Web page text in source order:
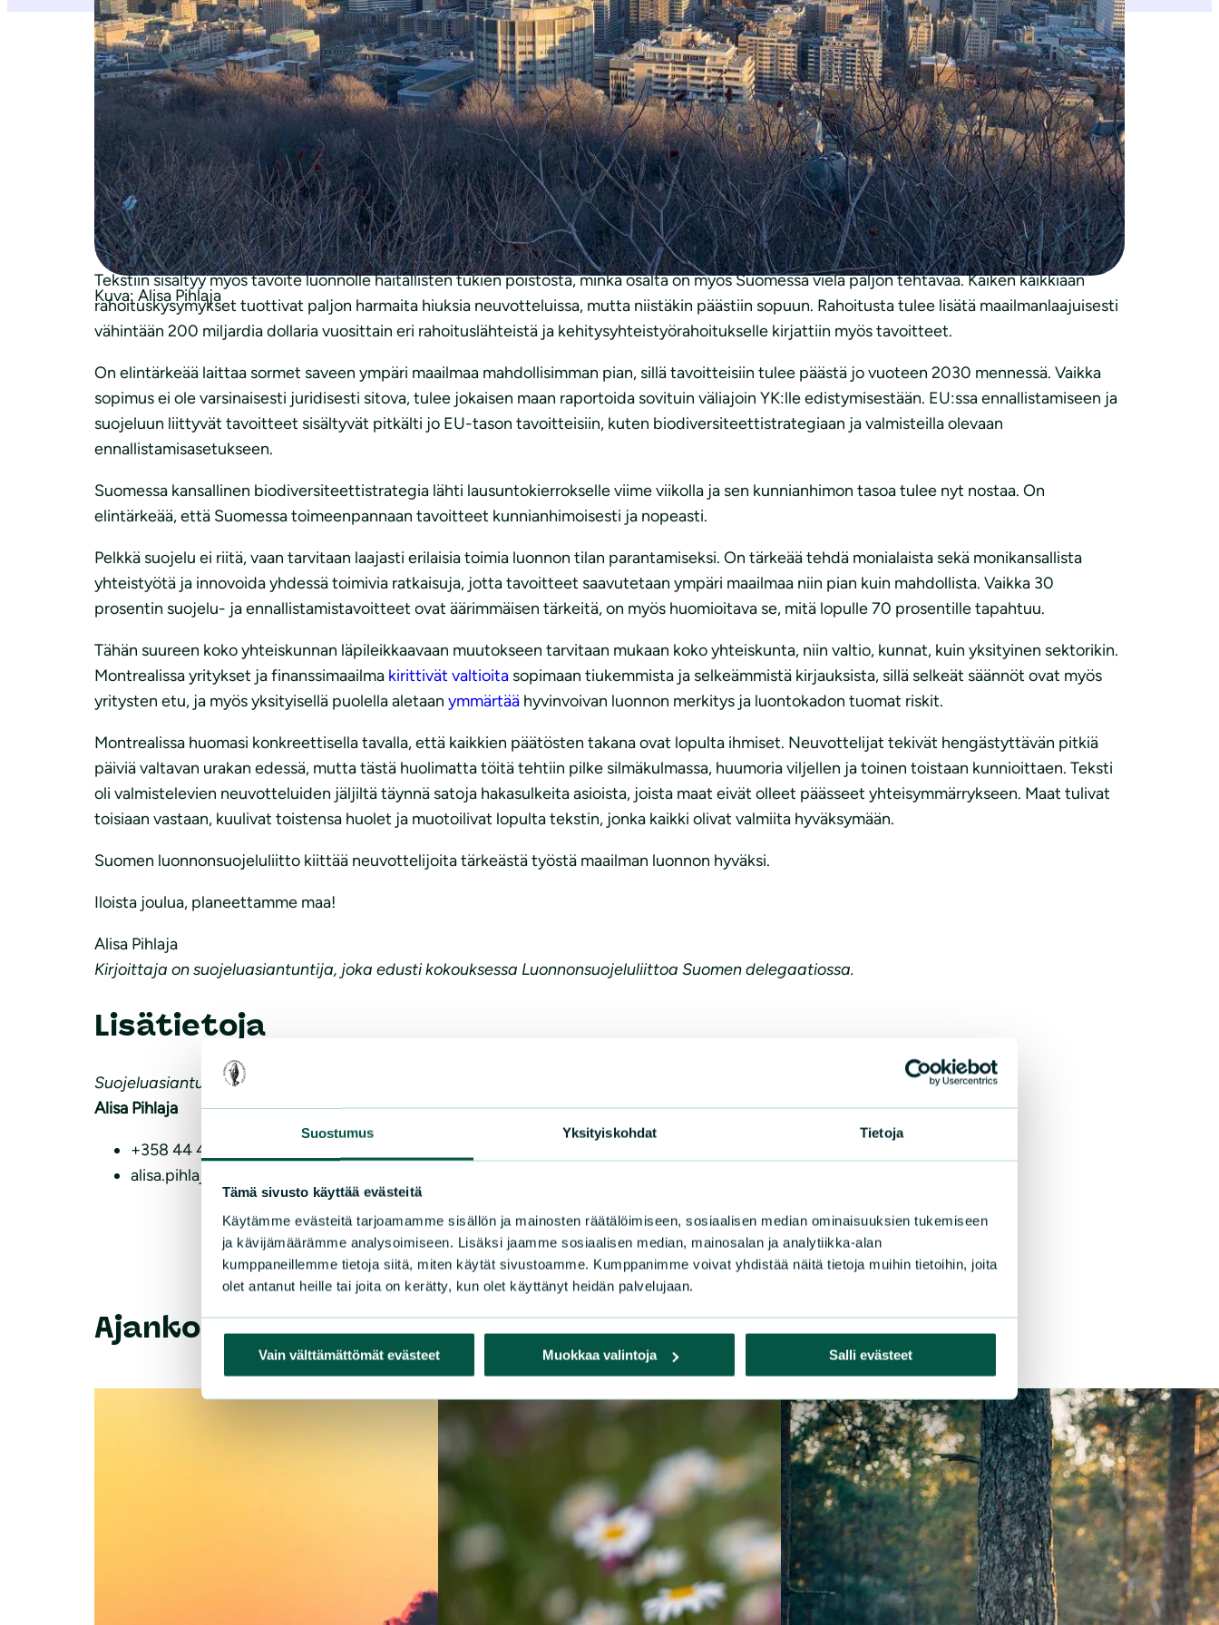
Suostumus Yksityiskohdat Tietoja
Tämä sivusto käyttää evästeitä
Käytämme evästeitä tarjoamamme sisällön ja mainosten räätälöimiseen, sosiaalisen median ominaisuuksien tukemiseen
ja kävijämäärämme analysoimiseen. Lisäksi jaamme sosiaalisen median, mainosalan ja analytiikka-alan
kumppaneillemme tietoja siitä, miten käytät sivustoamme. Kumppanimme voivat yhdistää näitä tietoja muihin tietoihin, joita
olet antanut heille tai joita on kerätty, kun olet käyttänyt heidän palvelujaan.
Vain välttämättömät evästeet Muokkaa valintoja Salli evästeet
Kuva: Alisa Pihlaja
Maanantaina 19.12. lähes 200 maailman maatasopi yhteisistä tavoitteistaluontokadon pysäyttämiseksi ja luonnontilan kääntämiseksi elpymisen
tielle vuoteen 2030 mennessä. YK:n luontokokouksen tärkeimpään antiin kuuluvat tavoite suojella 30 prosenttia maa-, sisävesi- ja merialueista,
sekä ennallistaa 30 prosenttia heikentyneistä ekosysteemeistä vuoteen 2030 mennessä. Tällä hetkellä tulos on kuitenkin saavutettu vain
paperilla – vielä tärkeämpää on se, että maailman maat tekevät lähivuosina ahkerasti töitä sen eteen, että toimeenpano saadaan vauhtiin.
Nyt saavutettu lopputulos on ollut työn alla vuosia, ja Montrealissa järjestetty kokous oli tämän työn loppuhuipentuma. Neuvottelut olivat
täynnä tiukkoja käänteitä ja oli aivan loppuhetkille saakka epäselvää, millainen tulos neuvotteluista saadaan ulos. On merkittävää, että
tavoitteisiin saatiin konkreettiset kirjaukset vuosista sekä prosenttimääristä, sillä ilmassa oli myös mahdollisuus ympäripyöreämpiin kirjauksiin.
Tekstiin sisältyy myös tavoite luonnolle haitallisten tukien poistosta, minkä osalta on myös Suomessa vielä paljon tehtävää. Kaiken kaikkiaan
rahoituskysymykset tuottivat paljon harmaita hiuksia neuvotteluissa, mutta niistäkin päästiin sopuun. Rahoitusta tulee lisätä maailmanlaajuisesti
vähintään 200 miljardia dollaria vuosittain eri rahoituslähteistä ja kehitysyhteistyörahoitukselle kirjattiin myös tavoitteet.
On elintärkeää laittaa sormet saveen ympäri maailmaa mahdollisimman pian, sillä tavoitteisiin tulee päästä jo vuoteen 2030 mennessä. Vaikka
sopimus ei ole varsinaisesti juridisesti sitova, tulee jokaisen maan raportoida sovituin väliajoin YK:lle edistymisestään. EU:ssa ennallistamiseen ja
suojeluun liittyvät tavoitteet sisältyvät pitkälti jo EU-tason tavoitteisiin, kuten biodiversiteettistrategiaan ja valmisteilla olevaan
ennallistamisasetukseen.
Suomessa kansallinen biodiversiteettistrategia lähti lausuntokierrokselle viime viikolla ja sen kunnianhimon tasoa tulee nyt nostaa. On
elintärkeää, että Suomessa toimeenpannaan tavoitteet kunnianhimoisesti ja nopeasti.
Pelkkä suojelu ei riitä, vaan tarvitaan laajasti erilaisia toimia luonnon tilan parantamiseksi. On tärkeää tehdä monialaista sekä monikansallista
yhteistyötä ja innovoida yhdessä toimivia ratkaisuja, jotta tavoitteet saavutetaan ympäri maailmaa niin pian kuin mahdollista. Vaikka 30
prosentin suojelu- ja ennallistamistavoitteet ovat äärimmäisen tärkeitä, on myös huomioitava se, mitä lopulle 70 prosentille tapahtuu.
Tähän suureen koko yhteiskunnan läpileikkaavaan muutokseen tarvitaan mukaan koko yhteiskunta, niin valtio, kunnat, kuin yksityinen sektorikin.
Montrealissa yritykset ja finanssimaailma kirittivät valtioita sopimaan tiukemmista ja selkeämmistä kirjauksista, sillä selkeät säännöt ovat myös
yritysten etu, ja myös yksityisellä puolella aletaan ymmärtää hyvinvoivan luonnon merkitys ja luontokadon tuomat riskit.
Montrealissa huomasi konkreettisella tavalla, että kaikkien päätösten takana ovat lopulta ihmiset. Neuvottelijat tekivät hengästyttävän pitkiä
päiviä valtavan urakan edessä, mutta tästä huolimatta töitä tehtiin pilke silmäkulmassa, huumoria viljellen ja toinen toistaan kunnioittaen. Teksti
oli valmistelevien neuvotteluiden jäljiltä täynnä satoja hakasulkeita asioista, joista maat eivät olleet päässeet yhteisymmärrykseen. Maat tulivat
toisiaan vastaan, kuulivat toistensa huolet ja muotoilivat lopulta tekstin, jonka kaikki olivat valmiita hyväksymään.
Suomen luonnonsuojeluliitto kiittää neuvottelijoita tärkeästä työstä maailman luonnon hyväksi.
Iloista joulua, planeettamme maa!
Alisa Pihlaja
Kirjoittaja on suojeluasiantuntija, joka edusti kokouksessa Luonnonsuojeluliittoa Suomen delegaatiossa.
Lisätietoja
Suojeluasiantuntija
Alisa Pihlaja
+358 44 493 8719
alisa.pihlaja(a)sll.fi
Ajankohtaista